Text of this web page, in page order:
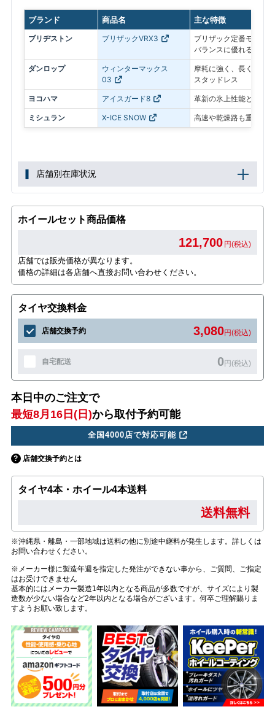
ブランド 商品名 主な特徴
ブリヂストン ブリザックVRX3
ブリザック定番モデル
バランスに優れる
ダンロップ
ウィンターマックス
03
摩耗に強く、長く使い
スタッドレス
ヨコハマ アイスガード8 革新の氷上性能と静粛
ミシュラン X-ICE SNOW 高速や乾燥路も重視し
店舗別在庫状況
ホイールセット商品価格
121,700 円(税込)
店舗では販売価格が異なります。
価格の詳細は各店舗へ直接お問い合わせください。
タイヤ交換料金
店舗交換予約 3,080円(税込)
自宅配送 0円(税込)
本日中のご注文で
最短8月16日(日)から取付予約可能
全国4000店で対応可能
店舗交換予約とは
タイヤ4本・ホイール4本送料
送料無料
※沖縄県・離島・一部地域は送料の他に別途中継料が発生します。詳しくは
お問い合わせください。
※メーカー様に製造年週を指定した発注ができない事から、ご質問、ご指定
はお受けできません
基本的にはメーカー製造1年以内となる商品が多数ですが、サイズにより製
造数が少ない場合など2年以内となる場合がございます。何卒ご理解賜りま
すようお願い致します。